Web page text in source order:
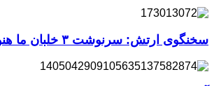
سخنگوی ارتش: سرنوشت ۳ خلبان ما هنوز مشخص نیست